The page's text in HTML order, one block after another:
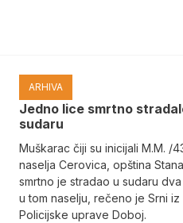
ARHIVA
Јedno lice smrtno
sudaru
Muškarac čiji su inicijali M.M. /
naselja Cerovica, opština
smrtno je stradao u sudaru
u tom naselju, rečeno je Srni iz
Policijske uprave Doboj.